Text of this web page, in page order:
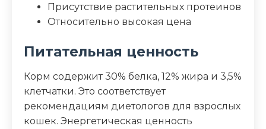
Присутствие растительных протеинов
Относительно высокая цена
Питательная ценность
Корм содержит 30% белка, 12% жира и 3,5%
клетчатки. Это соответствует
рекомендациям диетологов для взрослых
кошек. Энергетическая ценность